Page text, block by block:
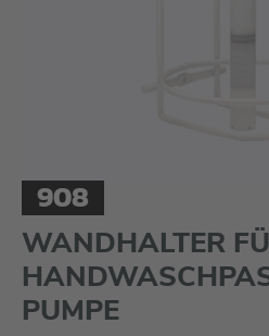
908
WANDHALTER
PUMPE